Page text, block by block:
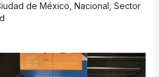
de México Nacional Sector